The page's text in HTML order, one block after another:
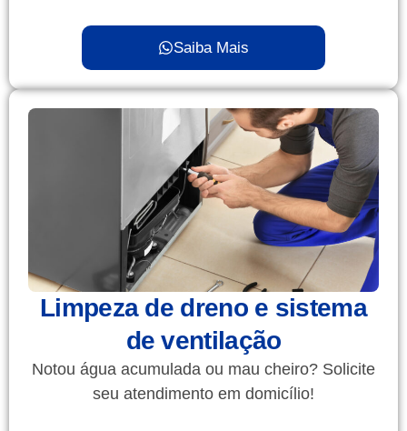
Saiba Mais
Limpeza de dreno e sistema
de ventilação
Notou água acumulada ou mau cheiro? Solicite
seu atendimento em domicílio!